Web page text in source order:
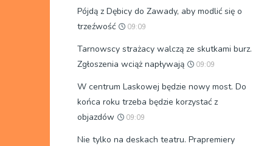
Pójdą z Dębicy do Zawady, aby modlić się o
trzeźwość
09:09
Tarnowscy strażacy walczą ze skutkami burz.
Zgłoszenia wciąż napływają
09:09
W centrum Laskowej będzie nowy most. Do
końca roku trzeba będzie korzystać z
objazdów
09:09
Nie tylko na deskach teatru. Prapremiery